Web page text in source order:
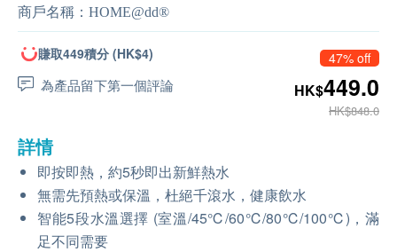
商戶名稱： HOME@dd®
賺取449積分 (HK$4)
為產品留下第一個評論
47% off
HK$449.0
HK$848.0
詳情
即按即熱，約5秒即出新鮮熱水
無需先預熱或保溫，杜絕千滾水，健康飲水
智能5段水溫選擇 (室溫/45℃/60℃/80℃/100℃)，滿
足不同需要